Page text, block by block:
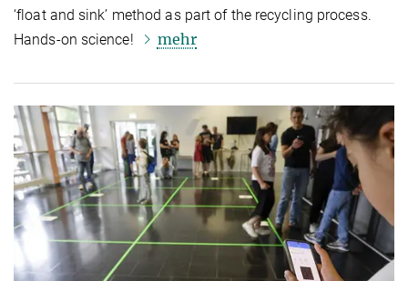
‘float and sink’ method as part of the recycling process.
Hands-on science!
mehr